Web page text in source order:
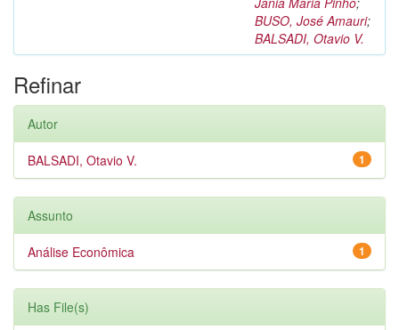
BUSO, José Amauri;
BALSADI, Otavio V.
Refinar
Autor
1
BALSADI, Otavio V.
Assunto
1
Análise Econômica
Has File(s)